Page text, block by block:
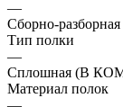
—
Сборно-разборная
Тип полки
—
Сплошная (В
Материал полок